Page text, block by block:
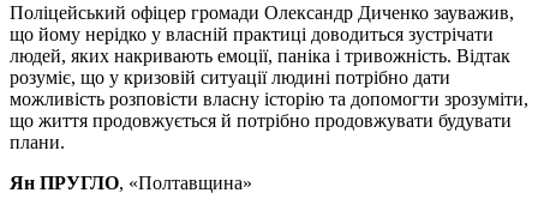
Поліцейський офіцер громади Олександр Диченко зауважив,
що йому нерідко у власній практиці доводиться зустрічати
людей, яких накривають емоції, паніка і тривожність. Відтак
розуміє, що у кризовій ситуації людині потрібно дати
можливість розповісти власну історію та допомогти зрозуміти,
що життя продовжується й потрібно продовжувати будувати
плани.
Ян ПРУГЛО, «Полтавщина»